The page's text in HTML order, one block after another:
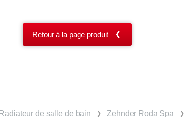
Retour à la page produit
Radiateur de salle de bain
Zehnder Roda Spa